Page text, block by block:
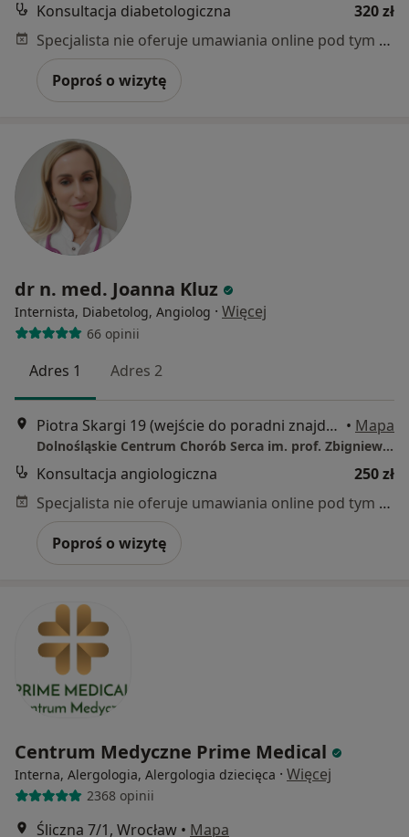
Konsultacja diabetologiczna
320 zł
Specjalista nie oferuje umawiania online pod tym adresem.
Poproś o wizytę
dr n. med. Joanna Kluz
Internista, Diabetolog, Angiolog · Więcej
66 opinii
Adres 1 Adres 2
Piotra Skargi 19 (wejście do poradni znajduje się od ul. Nowej 2), Wrocław • Mapa
Dolnośląskie Centrum Chorób Serca im. prof. Zbigniewa Religi MEDINET
Konsultacja angiologiczna
250 zł
Specjalista nie oferuje umawiania online pod tym adresem.
Poproś o wizytę
Centrum Medyczne Prime Medical
Interna, Alergologia, Alergologia dziecięca · Więcej
2368 opinii
Śliczna 7/1, Wrocław • Mapa